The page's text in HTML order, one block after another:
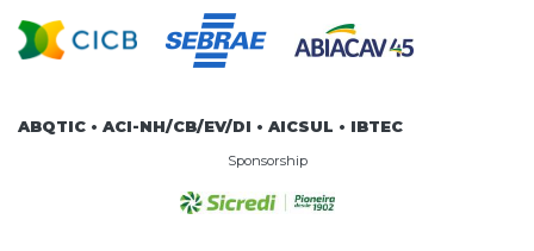
ABQTIC • ACI-NH/CB/EV/DI • AICSUL • IBTEC
Sponsorship